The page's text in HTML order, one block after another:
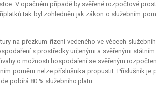
V opačném případě by svěřené rozpočtové
tak byl zohledněn jak zákon o služebním
na přezkum řízení vedeného ve věcech
s prostředky určenými a svěřenými
o možnosti hospodaření se svěřeným
poměru nelze příslušníka propustit. Příslušník
pobírá 80 % služebního platu.